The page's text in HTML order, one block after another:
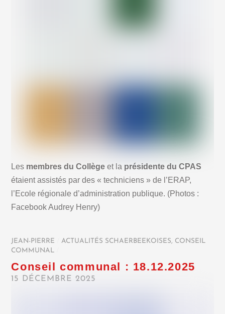
Les membres du Collège et la présidente du CPAS
étaient assistés par des « techniciens » de l’ERAP,
l’Ecole régionale d’administration publique. (Photos :
Facebook Audrey Henry)
JEAN-PIERRE ACTUALITÉS SCHAERBEEKOISES, CONSEIL
COMMUNAL
Conseil communal : 18.12.2025
15 DÉCEMBRE 2025